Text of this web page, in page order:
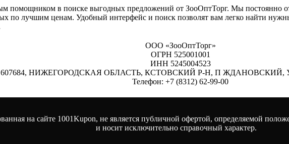
помощником в поиске выгодных предложений от ЗооОптТорг. Мы постоянно
по лучшим ценам. Удобный интерфейс и поиск позволят вам легко найти
ООО «ЗооОптТорг»
ОГРН 525001001
ИНН 5245004523
607684, НИЖЕГОРОДСКАЯ ОБЛАСТЬ, КСТОВСКИЙ Р-Н, П
Телефон: +7 (8312) 62-99-00
на сайте 1001Kupon, не является публичной офертой, определяемой
и носит исключительно справочный характер.